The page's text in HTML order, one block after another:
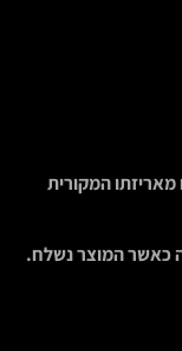
כאשר המוצר נשלח.